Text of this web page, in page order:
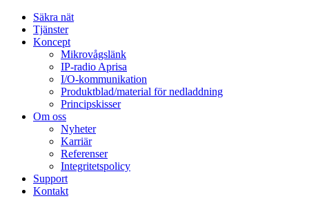
Säkra nät
Tjänster
Koncept
Mikrovågslänk
IP-radio Aprisa
I/O-kommunikation
Produktblad/material för nedladdning
Principskisser
Om oss
Nyheter
Karriär
Referenser
Integritetspolicy
Support
Kontakt